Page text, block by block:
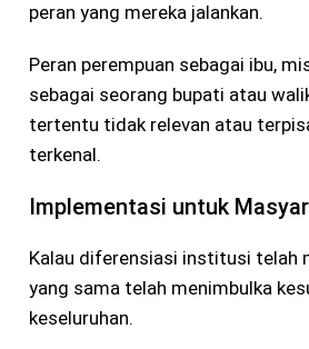
peran yang mereka jalankan.
Peran perempuan sebagai ibu,
sebagai seorang bupati atau
tertentu tidak relevan atau
terkenal.
Implementasi untuk
Kalau diferensiasi institusi telah
yang sama telah menimbulka
keseluruhan.